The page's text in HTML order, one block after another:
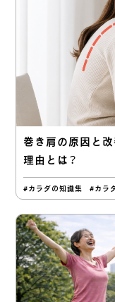
巻き肩の原因と
理由とは？
#カラダの知識集 #カラ